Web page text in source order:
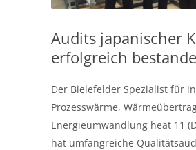
Audits japanischer
erfolgreich
Der Bielefelder Spezialist für
Prozesswärme,
Energieumwandlung heat 11
hat umfangreiche